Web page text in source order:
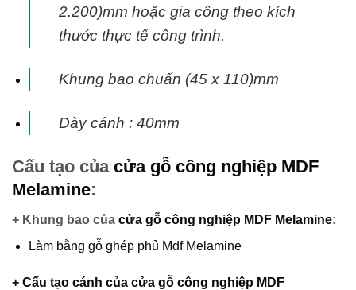
2.200)mm hoặc gia công theo kích
thước thực tế công trình.
Khung bao chuẩn (45 x 110)mm
Dày cánh : 40mm
Cấu tạo của cửa gỗ công nghiệp MDF
Melamine:
+ Khung bao của cửa gỗ công nghiệp MDF Melamine:
Làm bằng gỗ ghép phủ Mdf Melamine
+ Cấu tạo cánh của cửa gỗ công nghiệp MDF